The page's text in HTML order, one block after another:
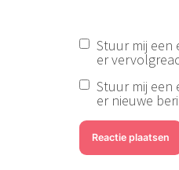
Stuur mij een
er
Stuur mij een
er nieuwe